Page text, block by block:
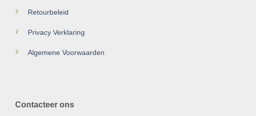
Retourbeleid
Privacy Verklaring
Algemene Voorwaarden
Contacteer ons